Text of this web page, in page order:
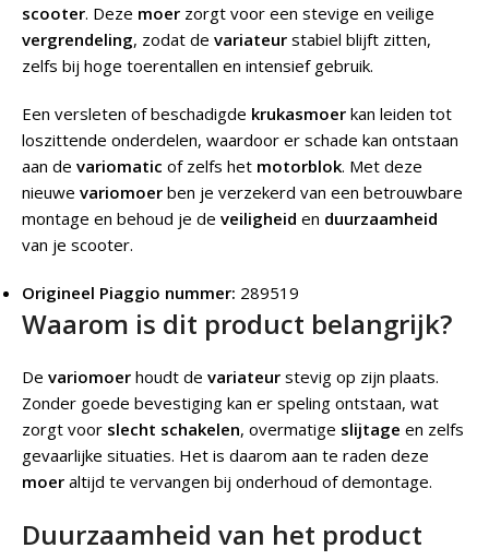
scooter. Deze moer zorgt voor een stevige en veilige
vergrendeling, zodat de variateur stabiel blijft zitten,
zelfs bij hoge toerentallen en intensief gebruik.
Een versleten of beschadigde krukasmoer kan leiden tot
loszittende onderdelen, waardoor er schade kan ontstaan
aan de variomatic of zelfs het motorblok. Met deze
nieuwe variomoer ben je verzekerd van een betrouwbare
montage en behoud je de veiligheid en duurzaamheid
van je scooter.
Origineel Piaggio nummer: 289519
Waarom is dit product belangrijk?
De variomoer houdt de variateur stevig op zijn plaats.
Zonder goede bevestiging kan er speling ontstaan, wat
zorgt voor slecht schakelen, overmatige slijtage en zelfs
gevaarlijke situaties. Het is daarom aan te raden deze
moer altijd te vervangen bij onderhoud of demontage.
Duurzaamheid van het product